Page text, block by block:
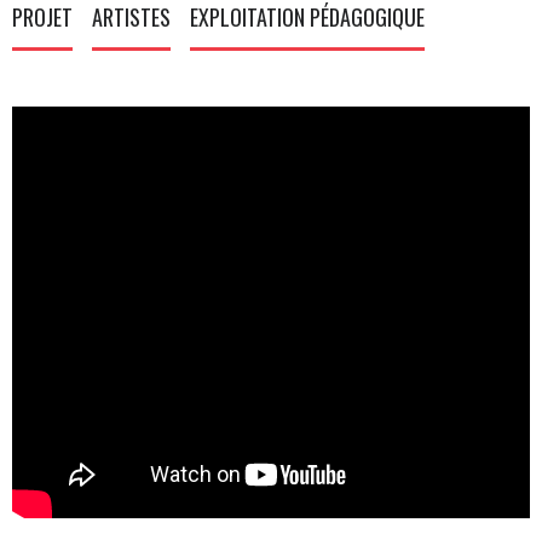
PROJET ARTISTES EXPLOITATION PÉDAGOGIQUE